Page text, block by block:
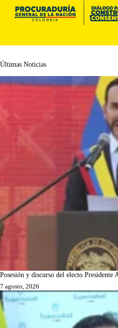
Últimas Noticias
Posesión y discurso del electo
7 agosto, 2026